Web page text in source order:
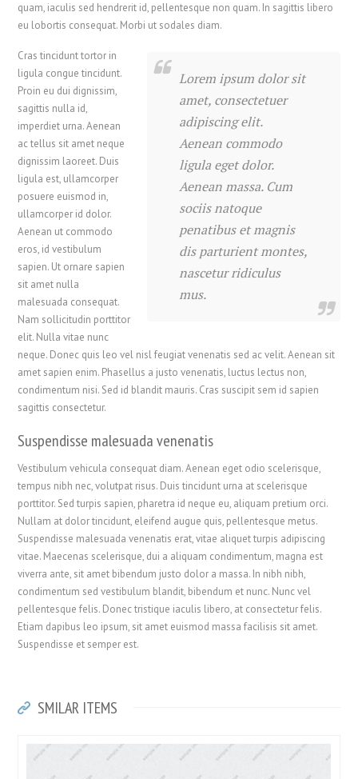
quam, iaculis sed hendrerit id, pellentesque non quam. In sagittis libero
eu lobortis consequat. Morbi ut sodales diam.
Lorem ipsum dolor sit
amet, consectetuer
adipiscing elit.
Aenean commodo
ligula eget dolor.
Aenean massa. Cum
sociis natoque
penatibus et magnis
dis parturient montes,
nascetur ridiculus
mus.
Cras tincidunt tortor in
ligula congue tincidunt.
Proin eu dui dignissim,
sagittis nulla id,
imperdiet urna. Aenean
ac tellus sit amet neque
dignissim laoreet. Duis
ligula est, ullamcorper
posuere euismod in,
ullamcorper id dolor.
Aenean ut commodo
eros, id vestibulum
sapien. Ut ornare sapien
sit amet nulla
malesuada consequat.
Nam sollicitudin porttitor
elit. Nulla vitae nunc
neque. Donec quis leo vel nisl feugiat venenatis sed ac velit. Aenean sit
amet sapien enim. Phasellus a justo venenatis, luctus lectus non,
condimentum nisi. Sed id blandit mauris. Cras suscipit sem id sapien
sagittis consectetur.
Suspendisse malesuada venenatis
Vestibulum vehicula consequat diam. Aenean eget odio scelerisque,
tempus nibh nec, volutpat risus. Duis tincidunt urna at scelerisque
porttitor. Sed turpis sapien, pharetra id neque eu, aliquam pretium orci.
Nullam at dolor tincidunt, eleifend augue quis, pellentesque metus.
Suspendisse malesuada venenatis erat, vitae aliquet turpis adipiscing
vitae. Maecenas scelerisque, dui a aliquam condimentum, magna est
viverra ante, sit amet bibendum justo dolor a massa. In nibh nibh,
condimentum sed vestibulum blandit, bibendum et nunc. Nunc vel
pellentesque felis. Donec tristique iaculis libero, at consectetur felis.
Etiam dapibus leo ipsum, sit amet euismod massa facilisis sit amet.
Suspendisse et semper est.
SMILAR ITEMS